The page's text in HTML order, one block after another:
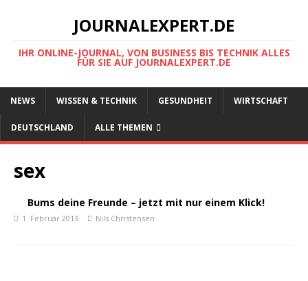
JOURNALEXPERT.DE
IHR ONLINE-JOURNAL, VON BUSINESS BIS TECHNIK ALLES
FÜR SIE AUF JOURNALEXPERT.DE
NEWS WISSEN & TECHNIK GESUNDHEIT WIRTSCHAFT
DEUTSCHLAND ALLE THEMEN
sex
Bums deine Freunde – jetzt mit nur einem Klick!
1. Februar 2013 Nils Christensen